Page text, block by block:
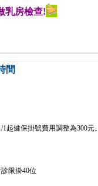
檢查!
間
1起健保掛號費用調整為300元。
限掛40位